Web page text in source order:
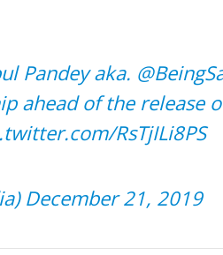
Pandey aka.
ahead of the release
RsTjILi8PS
December 21, 2019